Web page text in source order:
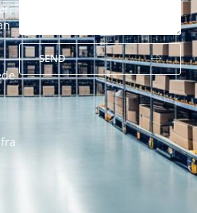
SEND
Alternative: